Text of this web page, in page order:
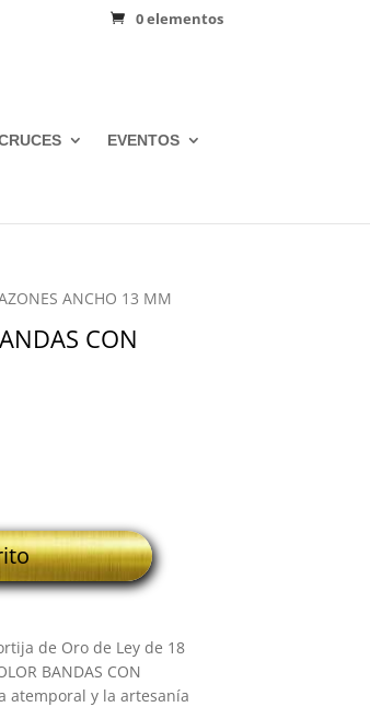
0 elementos
EVENTOS
ANCHO 13 MM
CON
de Oro de Ley de 18
BANDAS CON
atemporal y la artesanía